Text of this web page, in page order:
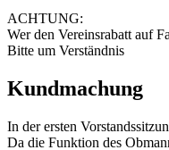
ACHTUNG:
Wer den Vereinsrabatt auf
Bitte um Verständnis
Kundmachung
In der ersten
Da die Funktion des